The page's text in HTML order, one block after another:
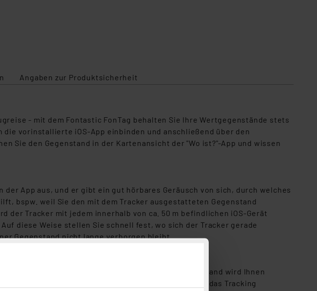
Angaben zur Produktsicherheit
- mit dem Fontastic FonTag behalten Sie Ihre Wertgegenstände stets
die vorinstallierte iOS-App einbinden und anschließend über den
Sie den Gegenstand in der Kartenansicht der "Wo ist?"-App und wissen
App aus, und er gibt ein gut hörbares Geräusch von sich, durch welches
bspw. weil Sie den mit dem Tracker ausgestatteten Gegenstand
der Tracker mit jedem innerhalb von ca. 50 m befindlichen iOS-Gerät
diese Weise stellen Sie schnell fest, wo sich der Tracker gerade
Gegenstand nicht lange verborgen bleibt.
1 Jahr Betrieb gewährleistet. Ein niedriger Batteriestand wird Ihnen
können und nicht fürchten müssen, dass das Tracking